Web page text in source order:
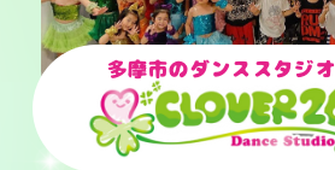
多摩市のダンススタジオ